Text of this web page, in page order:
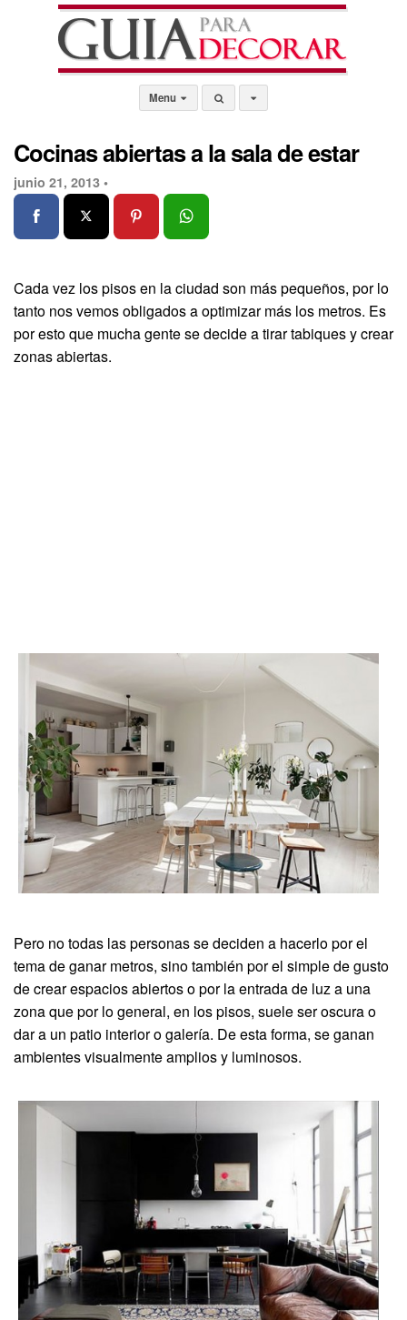
Menu
Cocinas abiertas a la sala de estar
junio 21, 2013 •
Cada vez los pisos en la ciudad son más pequeños, por lo
tanto nos vemos obligados a optimizar más los metros. Es
por esto que mucha gente se decide a tirar tabiques y crear
zonas abiertas.
Pero no todas las personas se deciden a hacerlo por el
tema de ganar metros, sino también por el simple de gusto
de crear espacios abiertos o por la entrada de luz a una
zona que por lo general, en los pisos, suele ser oscura o
dar a un patio interior o galería. De esta forma, se ganan
ambientes visualmente amplios y luminosos.